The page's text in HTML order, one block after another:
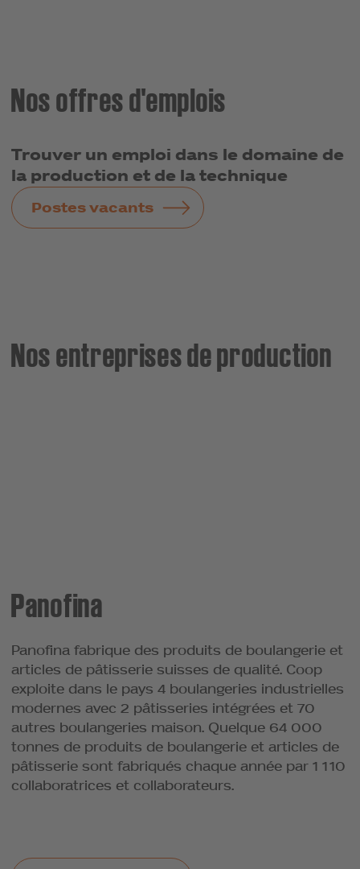
Nos offres d'emplois
Trouver un emploi dans le domaine de
la production et de la technique
Postes vacants
Nos entreprises de production
Panofina
Panofina fabrique des produits de boulangerie et
articles de pâtisserie suisses de qualité. Coop
exploite dans le pays 4 boulangeries industrielles
modernes avec 2 pâtisseries intégrées et 70
autres boulangeries maison. Quelque 64 000
tonnes de produits de boulangerie et articles de
pâtisserie sont fabriqués chaque année par 1 110
collaboratrices et collaborateurs.